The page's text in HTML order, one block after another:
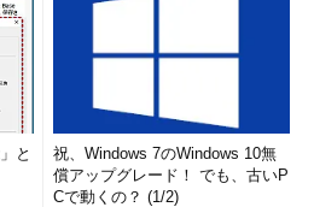
と
祝、Windows 7のWindows 10無
償アップグレード！ でも、古いP
Cで動くの？ (1/2)